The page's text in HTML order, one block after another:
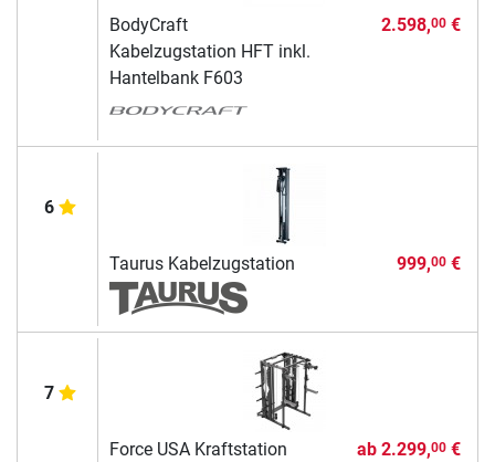
BodyCraft
Kabelzugstation HFT inkl.
Hantelbank F603
2.598,00€
6
Taurus Kabelzugstation 999,00€
7
Force USA Kraftstation
ab 2.299,00€